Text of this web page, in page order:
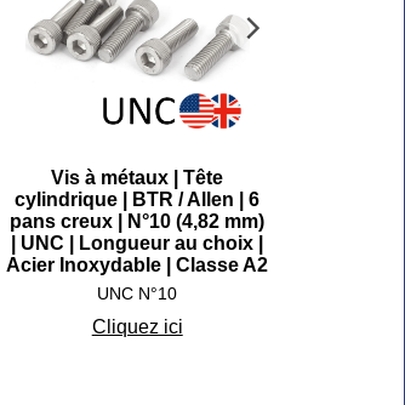
Vis à métaux | Tête
cylindrique | BTR / Allen | 6
pans creux | N°10 (4,82 mm)
| UNC | Longueur au choix |
Acier Inoxydable | Classe A2
UNC N°10
Cliquez ici